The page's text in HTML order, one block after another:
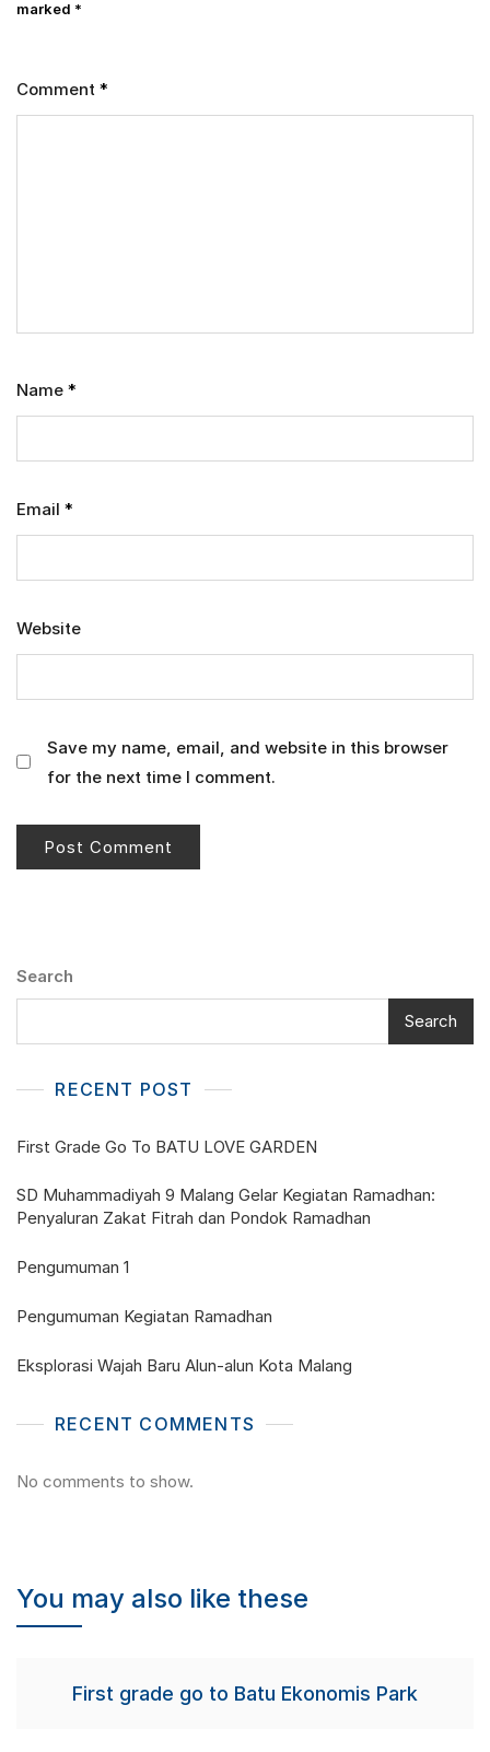
marked *
Comment *
Name *
Email *
Website
Save my name, email, and website in this browser
for the next time I comment.
Search
Search
RECENT POST
First Grade Go To BATU LOVE GARDEN
SD Muhammadiyah 9 Malang Gelar Kegiatan Ramadhan:
Penyaluran Zakat Fitrah dan Pondok Ramadhan
Pengumuman 1
Pengumuman Kegiatan Ramadhan
Eksplorasi Wajah Baru Alun-alun Kota Malang
RECENT COMMENTS
No comments to show.
You may also like these
First grade go to Batu Ekonomis Park